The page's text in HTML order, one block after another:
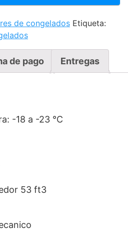
de congelados Etiqueta:
de pago Entregas
-18 a -23 °C
53 ft3